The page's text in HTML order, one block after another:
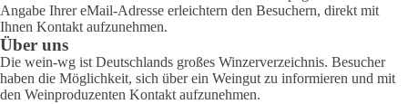
Angabe Ihrer eMail-Adresse erleichtern den Besuchern, direkt mit
Ihnen Kontakt aufzunehmen.
Über uns
Die wein-wg ist Deutschlands großes Winzerverzeichnis. Besucher
haben die Möglichkeit, sich über ein Weingut zu informieren und mit
den Weinproduzenten Kontakt aufzunehmen.